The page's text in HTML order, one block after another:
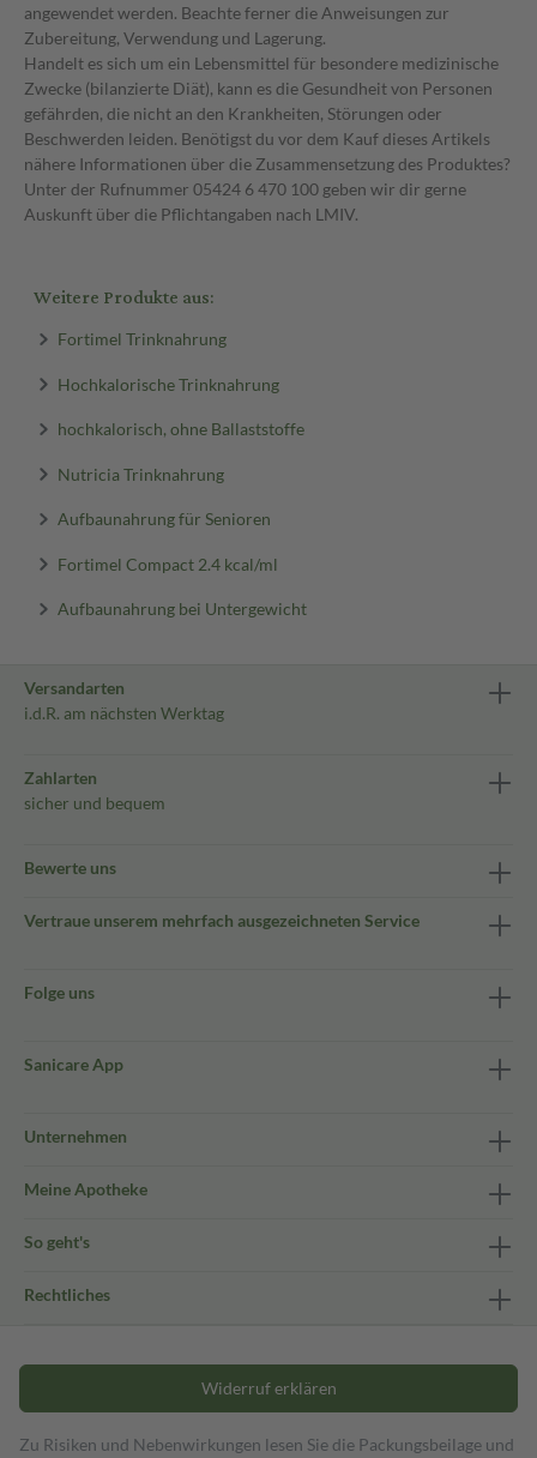
angewendet werden. Beachte ferner die Anweisungen zur
Zubereitung, Verwendung und Lagerung.
Handelt es sich um ein Lebensmittel für besondere medizinische
Zwecke (bilanzierte Diät), kann es die Gesundheit von Personen
gefährden, die nicht an den Krankheiten, Störungen oder
Beschwerden leiden. Benötigst du vor dem Kauf dieses Artikels
nähere Informationen über die Zusammensetzung des Produktes?
Unter der Rufnummer 05424 6 470 100 geben wir dir gerne
Auskunft über die Pflichtangaben nach LMIV.
Weitere Produkte aus:
Fortimel Trinknahrung
Hochkalorische Trinknahrung
hochkalorisch, ohne Ballaststoffe
Nutricia Trinknahrung
Aufbaunahrung für Senioren
Fortimel Compact 2.4 kcal/ml
Aufbaunahrung bei Untergewicht
Versandarten
i.d.R. am nächsten Werktag
Zahlarten
sicher und bequem
Bewerte uns
Vertraue unserem mehrfach ausgezeichneten Service
Folge uns
Sanicare App
Unternehmen
Meine Apotheke
So geht's
Rechtliches
Widerruf erklären
Zu Risiken und Nebenwirkungen lesen Sie die Packungsbeilage und